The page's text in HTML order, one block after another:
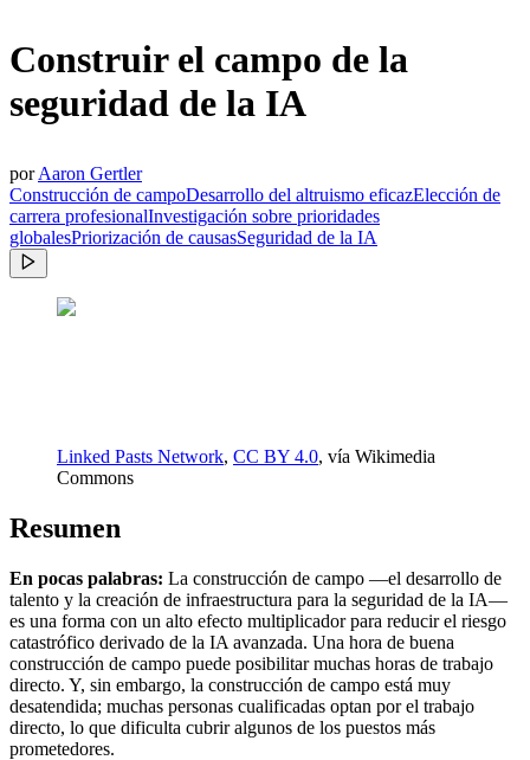
Construir el campo de la
seguridad de la IA
por Aaron Gertler
Construcción de campoDesarrollo del altruismo eficazElección de
carrera profesionalInvestigación sobre prioridades
globalesPriorización de causasSeguridad de la IA
Linked Pasts Network, CC BY 4.0, vía Wikimedia
Commons
Resumen
En pocas palabras: La construcción de campo —el desarrollo de
talento y la creación de infraestructura para la seguridad de la IA—
es una forma con un alto efecto multiplicador para reducir el riesgo
catastrófico derivado de la IA avanzada. Una hora de buena
construcción de campo puede posibilitar muchas horas de trabajo
directo. Y, sin embargo, la construcción de campo está muy
desatendida; muchas personas cualificadas optan por el trabajo
directo, lo que dificulta cubrir algunos de los puestos más
prometedores.